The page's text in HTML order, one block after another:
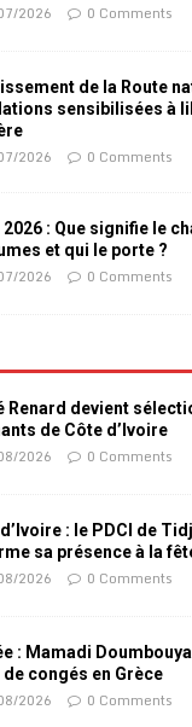
2026 0 Comments
de la Route
sensibilisées à
2026 0 Comments
2026 : Que signifie le
et qui le porte ?
2026 0 Comments
Renard devient
de Côte d’Ivoire
2026 0 Comments
: le PDCI de
sa présence à la
2026 0 Comments
: Mamadi
congés en Grèce
2026 0 Comments